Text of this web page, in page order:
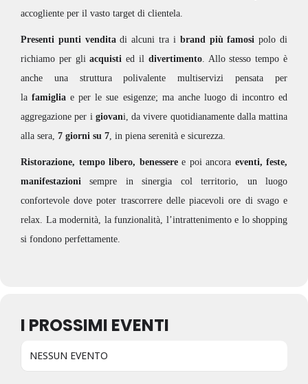
accogliente per il vasto target di clientela.
Presenti punti venditadi alcuni tra ibrand più famosi polo di
richiamo per gliacquistied il divertimento. Allo stesso tempo è
anche una struttura polivalente multiservizi pensata per
lafamiglia e per le sue esigenze; ma anche luogo di incontro ed
aggregazione per i giovani, da vivere quotidianamente dalla mattina
alla sera, 7 giorni su 7, in piena serenità e sicurezza.
Ristorazione, tempo libero, benesseree poi ancora eventi, feste,
manifestazioni sempre in sinergia col territorio, un luogo
confortevole dove poter trascorrere delle piacevoli ore di svago e
relax. La modernità, la funzionalità, l’intrattenimento e lo shopping
si fondono perfettamente.
I PROSSIMI EVENTI
NESSUN EVENTO